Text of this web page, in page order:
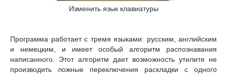
Изменить язык клавиатуры
Программа работает с тремя языками: русским, английским
и немецким, и имеет особый алгоритм распознавания
написанного. Этот алгоритм дает возможность утилите не
производить ложные переключения раскладки с одного